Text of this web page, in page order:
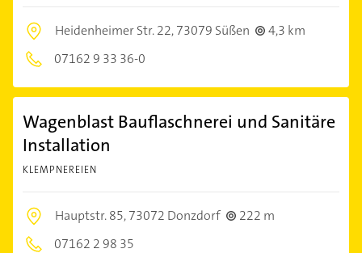
Heidenheimer Str. 22,73079 Süßen
4,3 km
07162 9 33 36-0
Wagenblast Bauflaschnerei und Sanitäre
Installation
KLEMPNEREIEN
Hauptstr. 85,73072 Donzdorf
222 m
07162 2 98 35